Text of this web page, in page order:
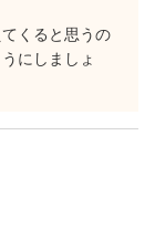
くると思うの
にしましょ